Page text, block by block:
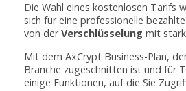
Die Wahl eines kostenlosen Tarifs
sich für eine professionelle
von derVerschlüsselung mit
Mit dem AxCrypt Business-Plan,
Branche zugeschnitten ist und für
einige Funktionen, auf die Sie